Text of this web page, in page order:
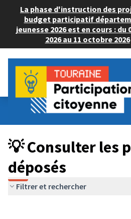
La phase d'instruction des
budget participatif
jeunesse 2026 est en cours : du
2026 au 11 octobre 2026
Budget Participatif JEUNESSE 2024
💡 Consulter les projets déposés
💡 Consulter les
déposés
Filtrer et rechercher